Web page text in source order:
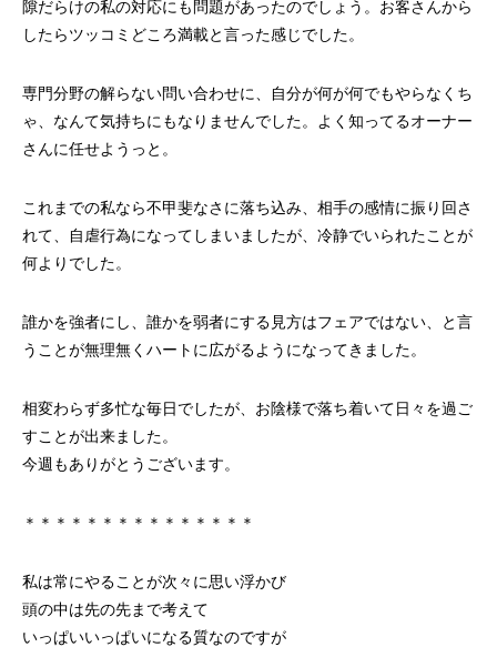
隙だらけの私の対応にも問題があったのでしょう。お客さんから
したらツッコミどころ満載と言った感じでした。
専門分野の解らない問い合わせに、自分が何が何でもやらなくち
ゃ、なんて気持ちにもなりませんでした。よく知ってるオーナー
さんに任せようっと。
これまでの私なら不甲斐なさに落ち込み、相手の感情に振り回さ
れて、自虐行為になってしまいましたが、冷静でいられたことが
何よりでした。
誰かを強者にし、誰かを弱者にする見方はフェアではない、と言
うことが無理無くハートに広がるようになってきました。
相変わらず多忙な毎日でしたが、お陰様で落ち着いて日々を過ご
すことが出来ました。
今週もありがとうございます。
＊＊＊＊＊＊＊＊＊＊＊＊＊＊＊
私は常にやることが次々に思い浮かび
頭の中は先の先まで考えて
いっぱいいっぱいになる質なのですが